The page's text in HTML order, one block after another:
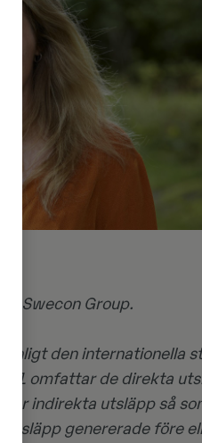
Swecon Group.
den internationella
1 omfattar de direkta
är indirekta utsläpp så
genererade före